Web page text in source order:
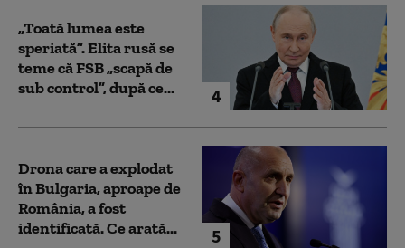
4
„Toată lumea este
speriată”. Elita rusă se
teme că FSB „scapă de
sub control”, după ce...
5
Drona care a explodat
în Bulgaria, aproape de
România, a fost
identificată. Ce arată...